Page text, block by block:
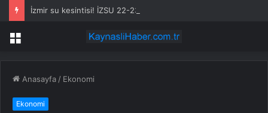
Menü
Anasayfa / Ekonomi
Ekonomi